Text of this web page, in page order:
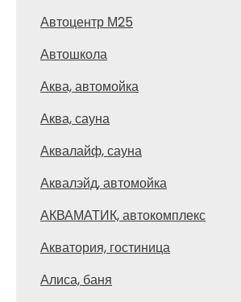
Автоцентр М25
Автошкола
Аква, автомойка
Аква, сауна
Аквалайф, сауна
Аквалэйд, автомойка
АКВАМАТИК, автокомплекс
Акватория, гостиница
Алиса, баня